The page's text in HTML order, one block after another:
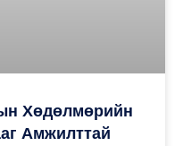
Хөдөлмөрийн
Амжилттай